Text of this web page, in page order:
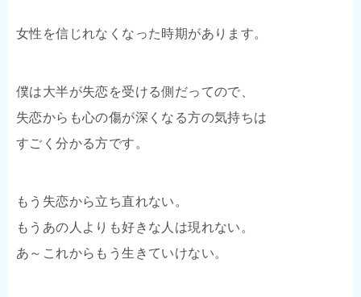
女性を信じれなくなった時期があります。
僕は大半が失恋を受ける側だってので、
失恋からも心の傷が深くなる方の気持ちは
すごく分かる方です。
もう失恋から立ち直れない。
もうあの人よりも好きな人は現れない。
あ～これからもう生きていけない。